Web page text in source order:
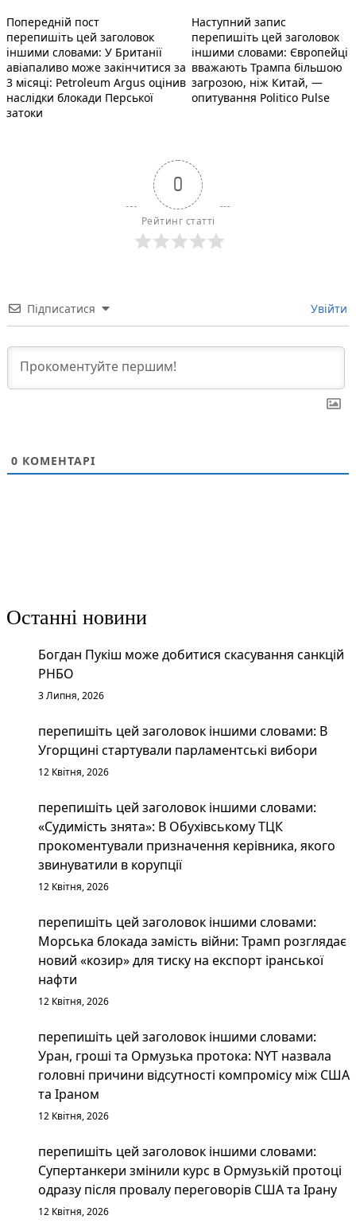
Навігація
записів
Попередній постПопередній запис:
перепишіть цей заголовок
іншими словами: У Британії
авіапаливо може закінчитися за
3 місяці: Petroleum Argus оцінив
наслідки блокади Перської
затоки
Наступний записНаступний
перепишіть цей заголовок
іншими словами: Європейці
вважають Трампа більшою
загрозою, ніж Китай, —
опитування Politico Pulse
0
Рейтинг статті
Підписатися Увійти
0 КОМЕНТАРІ
Останні новини
Богдан Пукіш може добитися скасування санкцій
РНБО
3 Липня, 2026
перепишіть цей заголовок іншими словами: В
Угорщині стартували парламентські вибори
12 Квітня, 2026
перепишіть цей заголовок іншими словами:
«Судимість знята»: В Обухівському ТЦК
прокоментували призначення керівника, якого
звинуватили в корупції
12 Квітня, 2026
перепишіть цей заголовок іншими словами:
Морська блокада замість війни: Трамп розглядає
новий «козир» для тиску на експорт іранської
нафти
12 Квітня, 2026
перепишіть цей заголовок іншими словами:
Уран, гроші та Ормузька протока: NYT назвала
головні причини відсутності компромісу між США
та Іраном
12 Квітня, 2026
перепишіть цей заголовок іншими словами:
Супертанкери змінили курс в Ормузькій протоці
одразу після провалу переговорів США та Ірану
12 Квітня, 2026